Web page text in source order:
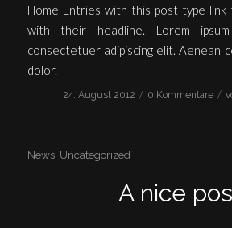
Home Entries with this post type
with their headline. Lorem
consectetuer adipiscing elit. Aenean
dolor.
24. August 2012 / 0 Kommentare /
News, Uncategorized
A nice